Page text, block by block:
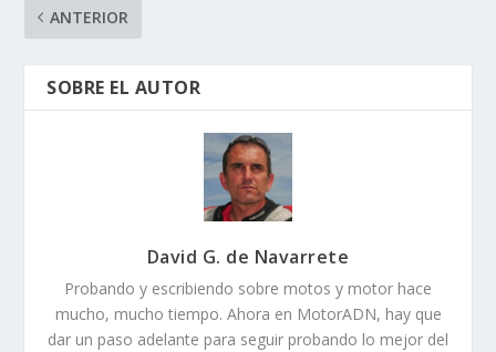
ANTERIOR
SOBRE EL AUTOR
David G. de Navarrete
Probando y escribiendo sobre motos y motor hace
mucho, mucho tiempo. Ahora en MotorADN, hay que
dar un paso adelante para seguir probando lo mejor del